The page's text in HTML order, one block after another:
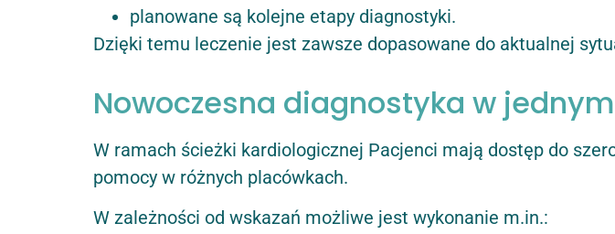
planowane są kolejne etapy diagnostyki.
Dzięki temu leczenie jest zawsze dopasowane do aktualnej
Nowoczesna diagnostyka w
W ramach ścieżki kardiologicznej Pacjenci mają dostęp do
pomocy w różnych placówkach.
W zależności od wskazań możliwe jest wykonanie m.in.: